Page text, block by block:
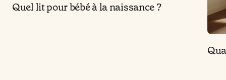
Quel lit pour bébé à la naissance ?